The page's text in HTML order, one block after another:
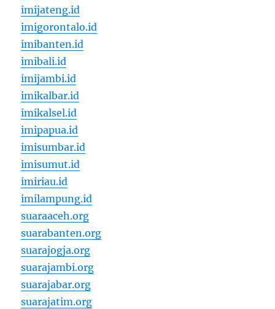
imijateng.id
imigorontalo.id
imibanten.id
imibali.id
imijambi.id
imikalbar.id
imikalsel.id
imipapua.id
imisumbar.id
imisumut.id
imiriau.id
imilampung.id
suaraaceh.org
suarabanten.org
suarajogja.org
suarajambi.org
suarajabar.org
suarajatim.org